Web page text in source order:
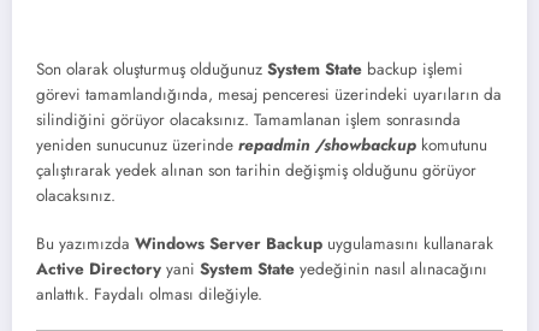
Son olarak oluşturmuş olduğunuz System State backup işlemi
görevi tamamlandığında, mesaj penceresi üzerindeki uyarıların da
silindiğini görüyor olacaksınız. Tamamlanan işlem sonrasında
yeniden sunucunuz üzerinde repadmin /showbackup komutunu
çalıştırarak yedek alınan son tarihin değişmiş olduğunu görüyor
olacaksınız.
Bu yazımızda Windows Server Backup uygulamasını kullanarak
Active Directory yani System State yedeğinin nasıl alınacağını
anlattık. Faydalı olması dileğiyle.